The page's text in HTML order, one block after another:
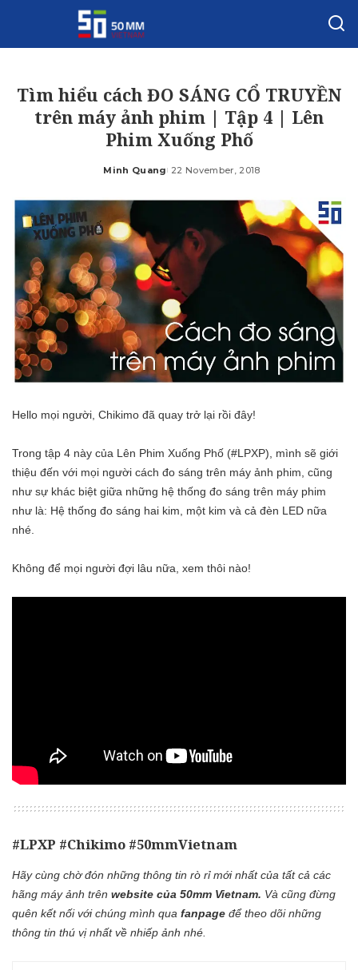
Tìm hiểu cách ĐO SÁNG CỔ TRUYỀN
trên máy ảnh phim | Tập 4 | Lên
Phim Xuống Phố
Posted
Minh Quang 22 November, 2018
Hello mọi người, Chikimo đã quay trở lại rồi đây!
Trong tập 4 này của Lên Phim Xuống Phố (#LPXP), mình sẽ giới
thiệu đến với mọi người cách đo sáng trên máy ảnh phim, cũng
như sự khác biệt giữa những hệ thống đo sáng trên máy phim
như là: Hệ thống đo sáng hai kim, một kim và cả đèn LED nữa
nhé.
Không để mọi người đợi lâu nữa, xem thôi nào!
#LPXP #Chikimo #50mmVietnam
Hãy cùng chờ đón những thông tin rò rỉ mới nhất của tất cả các
hãng máy ảnh trên website của 50mm Vietnam. Và cũng đừng
quên kết nối với chúng mình qua fanpage để theo dõi những
thông tin thú vị nhất về nhiếp ảnh nhé.